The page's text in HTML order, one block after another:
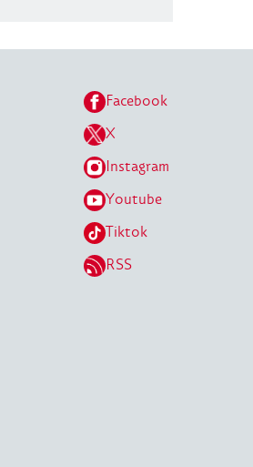
Facebook
X
Instagram
Youtube
Tiktok
RSS